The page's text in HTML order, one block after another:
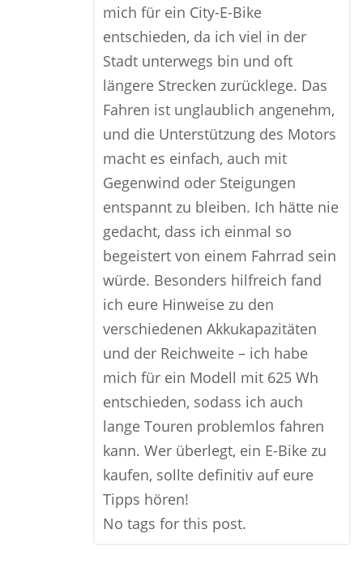
mich für ein City-E-Bike
entschieden, da ich viel in der
Stadt unterwegs bin und oft
längere Strecken zurücklege. Das
Fahren ist unglaublich angenehm,
und die Unterstützung des Motors
macht es einfach, auch mit
Gegenwind oder Steigungen
entspannt zu bleiben. Ich hätte nie
gedacht, dass ich einmal so
begeistert von einem Fahrrad sein
würde. Besonders hilfreich fand
ich eure Hinweise zu den
verschiedenen Akkukapazitäten
und der Reichweite – ich habe
mich für ein Modell mit 625 Wh
entschieden, sodass ich auch
lange Touren problemlos fahren
kann. Wer überlegt, ein E-Bike zu
kaufen, sollte definitiv auf eure
Tipps hören!
No tags for this post.